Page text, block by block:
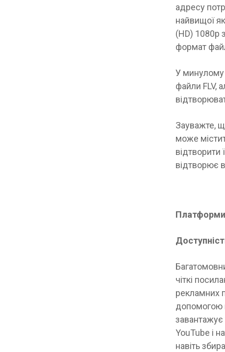
адресу
найвищої
(HD) 1080p
формат
У минулому
файли FLV,
Зауважте,
може
відтворити
відтворює
чіткі
рекламних
допомогою
завантажує
YouTube і
навіть